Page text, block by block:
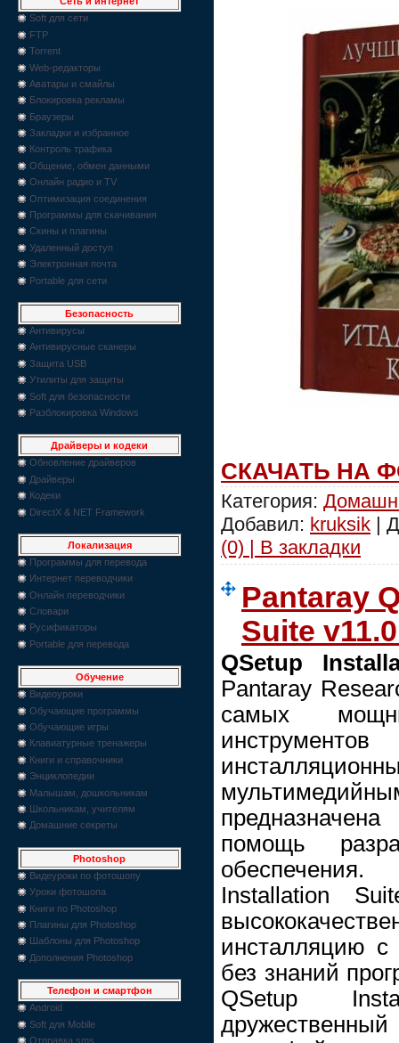
Soft для сети
FTP
Torrent
Web-редакторы
Аватары и смайлы
Блокировка рекламы
Браузеры
Закладки и избранное
Контроль трафика
Общение, обмен данными
Онлайн радио и TV
Оптимизация соединения
Программы для скачивания
Скины и плагины
Удаленный доступ
Электронная почта
Portable для сети
Безопасность
Антивирусы
Антивирусные сканеры
Защита USB
Утилиты для защиты
Soft для безопасности
Разблокировка Windows
Драйверы и кодеки
Обновление драйверов
Драйверы
Кодеки
DirectX & NET Framework
Локализация
Программы для перевода
Интернет переводчики
Онлайн переводчики
Словари
Русификаторы
Portable для перевода
Обучение
Видеоуроки
Обучающие программы
Обучающие игры
Клавиатурные тренажеры
Книги и справочники
Энциклопедии
Малышам, дошкольникам
Школьникам, учителям
Домашние секреты
Photoshop
Видеуроки по фотошопу
Уроки фотошопа
Книги по Photoshop
Плагины для Photoshop
Шаблоны для Photoshop
Дополнения Photoshop
Телефон и смартфон
Android
Soft для Mobile
Отправка sms
СКАЧАТЬ НА
Категория:
Добавил: kruksik |
(0) | В закладки
Pantaray
Suite
QSetup
Pantaray
самых
помощь
Installation
инсталляцию
без знаний
QSetup